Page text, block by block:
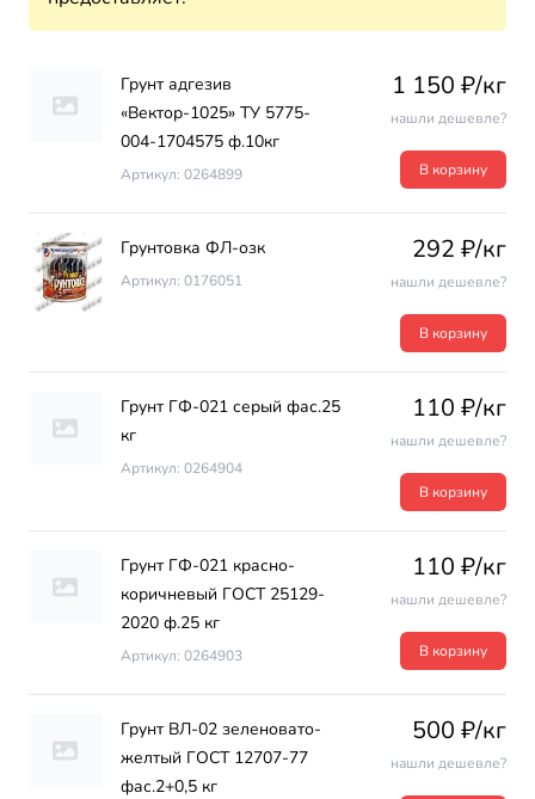
Грунт адгезив
«Вектор-1025» ТУ 5775-
004-1704575 ф.10кг
Артикул: 0264899
1 150 ₽/кг
нашли дешевле?
В корзину
Грунтовка ФЛ-озк
Артикул: 0176051
292 ₽/кг
нашли дешевле?
В корзину
Грунт ГФ-021 серый фас.25
кг
Артикул: 0264904
110 ₽/кг
нашли дешевле?
В корзину
Грунт ГФ-021 красно-
коричневый ГОСТ 25129-
2020 ф.25 кг
Артикул: 0264903
110 ₽/кг
нашли дешевле?
В корзину
Грунт ВЛ-02 зеленовато-
желтый ГОСТ 12707-77
фас.2+0,5 кг
500 ₽/кг
нашли дешевле?